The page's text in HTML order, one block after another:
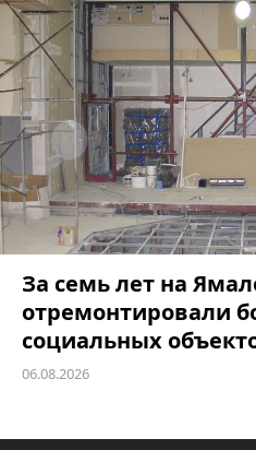
За семь лет на
отремонтировали
социальных
06.08.2026